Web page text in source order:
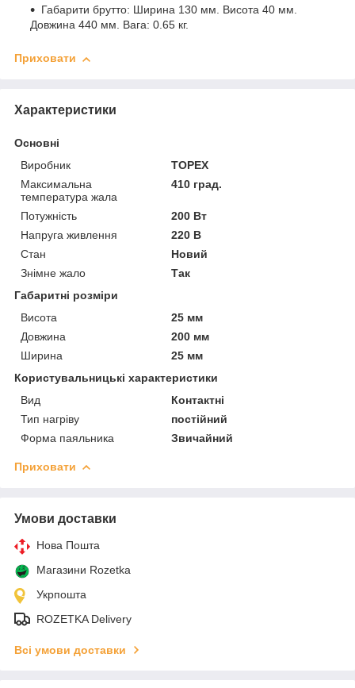
Габарити брутто: Ширина 130 мм. Висота 40 мм.
Довжина 440 мм. Вага: 0.65 кг.
Приховати
Характеристики
Основні
Виробник
TOPEX
Максимальна
температура жала
410 град.
Потужність
200 Вт
Напруга живлення
220 В
Стан
Новий
Знімне жало
Так
Габаритні розміри
Висота
25 мм
Довжина
200 мм
Ширина
25 мм
Користувальницькі характеристики
Вид
Контактні
Тип нагріву
постійний
Форма паяльника
Звичайний
Приховати
Умови доставки
Нова Пошта
Магазини Rozetka
Укрпошта
ROZETKA Delivery
Всі умови доставки